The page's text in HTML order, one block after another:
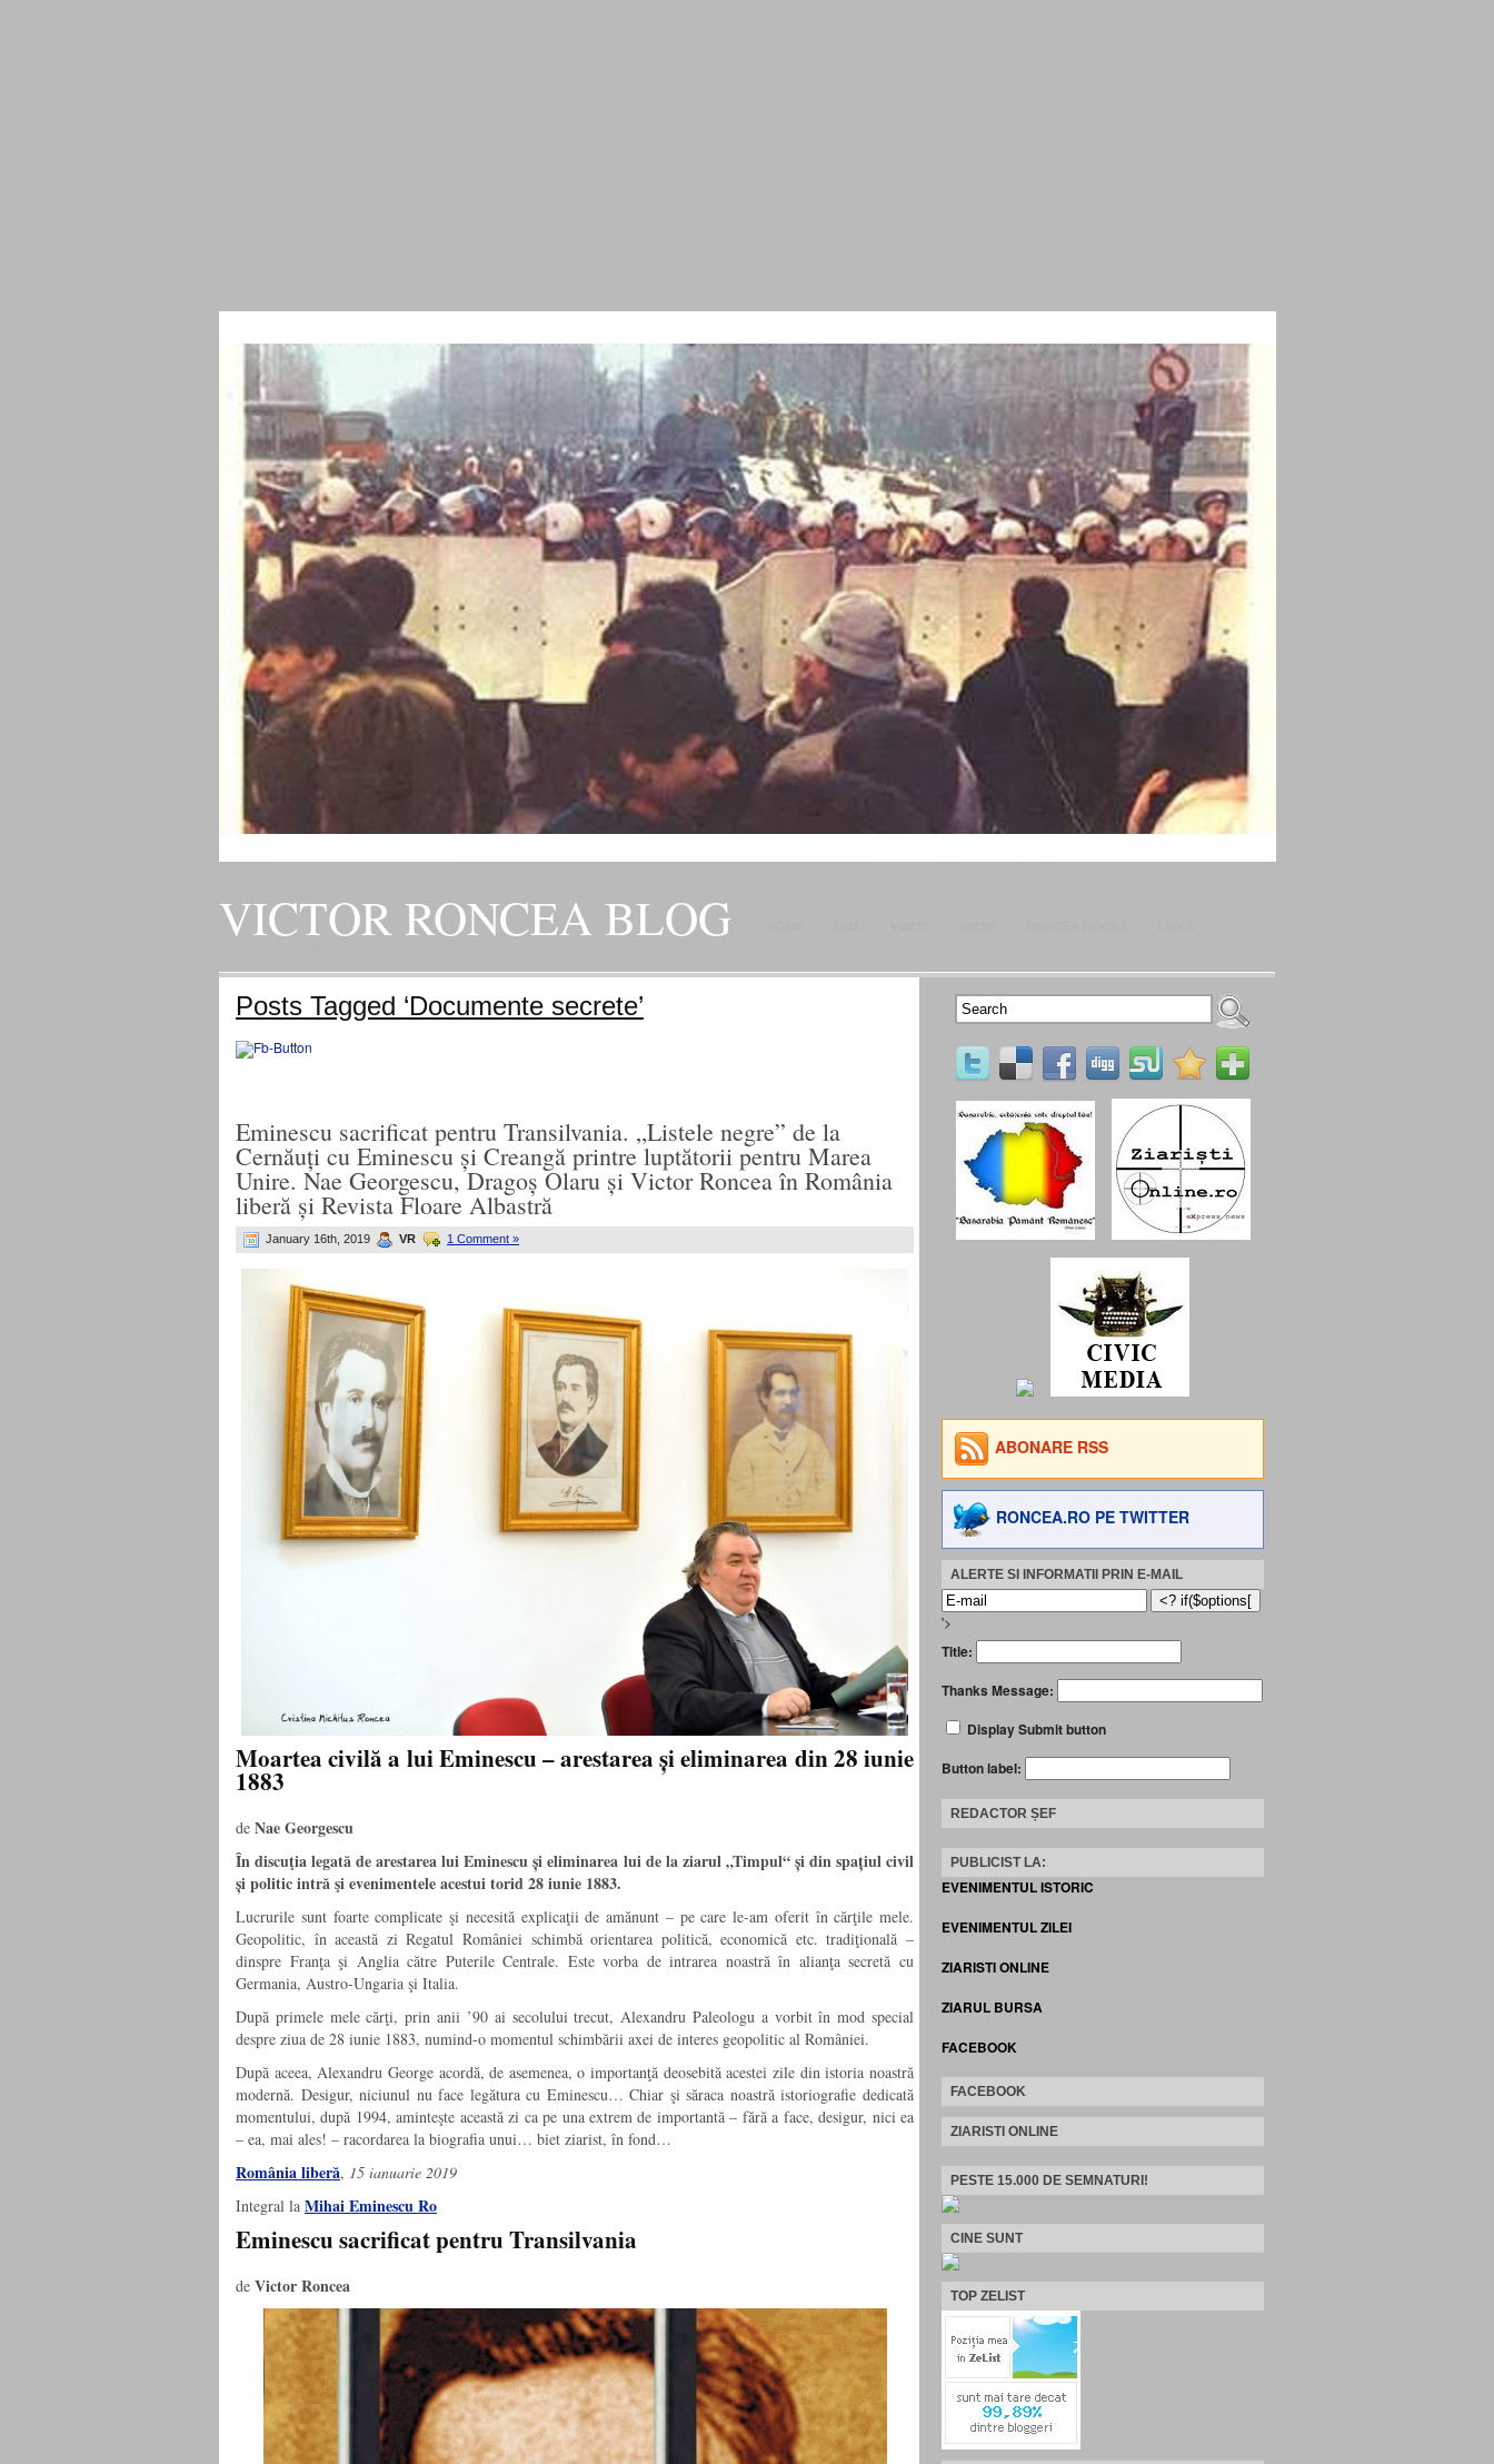
VICTOR RONCEA BLOG
Posts Tagged ‘Documente secrete’
Eminescu sacrificat pentru Transilvania. „Listele negre” de la
Cernăuți cu Eminescu și Creangă printre luptătorii pentru Marea
Unire. Nae Georgescu, Dragoș Olaru și Victor Roncea în România
liberă și Revista Floare Albastră
January 16th, 2019 VR 1 Comment »
Moartea civilă a lui Eminescu – arestarea și eliminarea din 28 iunie
1883
de Nae Georgescu
În discuţia legată de arestarea lui Eminescu și eliminarea lui de la ziarul „Timpul“ și din spațiul civil
și politic intră şi evenimentele acestui torid 28 iunie 1883.
Lucrurile sunt foarte complicate şi necesită explicaţii de amănunt – pe care le-am oferit în cărţile mele.
Geopolitic, în această zi Regatul României schimbă orientarea politică, economică etc. tradiţională –
dinspre Franţa şi Anglia către Puterile Centrale. Este vorba de intrarea noastră în alianţa secretă cu
Germania, Austro-Ungaria şi Italia.
După primele mele cărţi, prin anii ’90 ai secolului trecut, Alexandru Paleologu a vorbit în mod special
despre ziua de 28 iunie 1883, numind-o momentul schimbării axei de interes geopolitic al României.
După aceea, Alexandru George acordă, de asemenea, o importanţă deosebită acestei zile din istoria noastră
modernă. Desigur, niciunul nu face legătura cu Eminescu… Chiar şi săraca noastră istoriografie dedicată
momentului, după 1994, aminteşte această zi ca pe una extrem de importantă – fără a face, desigur, nici ea
– ea, mai ales! – racordarea la biografia unui… biet ziarist, în fond…
România liberă, 15 ianuarie 2019
Integral la Mihai Eminescu Ro
Eminescu sacrificat pentru Transilvania
de Victor Roncea
ABONARE RSS
RONCEA.RO PE TWITTER
ALERTE SI INFORMATII PRIN E-MAIL
'>
Title:
Thanks Message:
Display Submit button
Button label:
REDACTOR ȘEF
PUBLICIST LA:
EVENIMENTUL ISTORIC
EVENIMENTUL ZILEI
ZIARISTI ONLINE
ZIARUL BURSA
FACEBOOK
FACEBOOK
ZIARISTI ONLINE
PESTE 15.000 DE SEMNATURI!
CINE SUNT
TOP ZELIST